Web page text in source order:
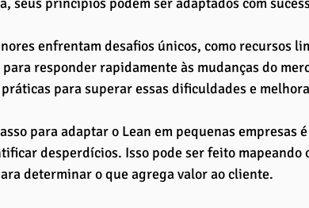
enfrentam desafios únicos, como recursos
responder rapidamente às mudanças do
para superar essas dificuldades e
para adaptar o Lean em pequenas empresas
desperdícios. Isso pode ser feito mapeando
determinar o que agrega valor ao cliente.